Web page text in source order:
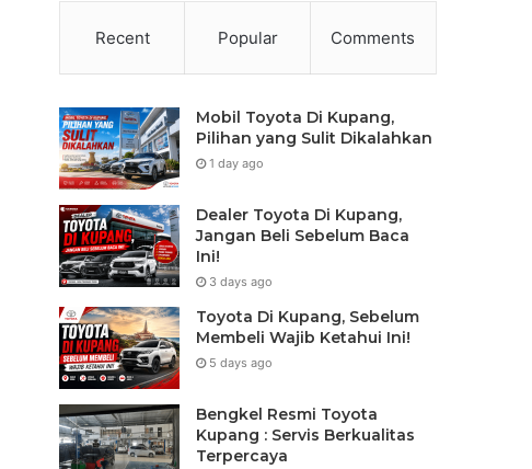
Recent Popular Comments
Mobil Toyota Di Kupang,
Pilihan yang Sulit Dikalahkan
1 day ago
Dealer Toyota Di Kupang,
Jangan Beli Sebelum Baca
Ini!
3 days ago
Toyota Di Kupang, Sebelum
Membeli Wajib Ketahui Ini!
5 days ago
Bengkel Resmi Toyota
Kupang : Servis Berkualitas
Terpercaya